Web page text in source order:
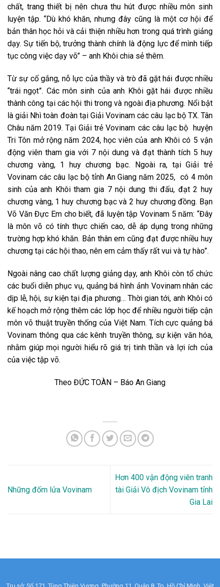
chất, trang thiết bị nên chưa thu hút được nhiều môn sinh
luyện tập. “Dù khó khăn, nhưng đây cũng là một cơ hội để
bản thân học hỏi và cải thiện nhiều hơn trong quá trình giảng
dạy. Sự tiến bộ, trưởng thành chính là động lực để mình tiếp
tục công việc dạy võ” – anh Khôi chia sẻ thêm.
Từ sự cố gắng, nỗ lực của thầy và trò đã gặt hái được nhiều
“trái ngọt”. Các môn sinh của anh Khôi gặt hái được nhiều
thành công tại các hội thi trong và ngoài địa phương. Nổi bật
là giải Nhì toàn đoàn tại Giải Vovinam các câu lạc bộ TX. Tân
Châu năm 2019. Tại Giải trẻ Vovinam các câu lạc bộ huyện
Tri Tôn mở rộng năm 2024, học viên của anh Khôi có 5 vận
động viên tham gia với 7 nội dung và đạt thành tích 5 huy
chương vàng, 1 huy chương bạc. Ngoài ra, tại Giải trẻ
Vovinam các câu lạc bộ tỉnh An Giang năm 2025, có 4 môn
sinh của anh Khôi tham gia 7 nội dung thi đấu, đạt 2 huy
chương vàng, 1 huy chương bạc và 2 huy chương đồng. Bạn
Võ Văn Đực Em cho biết, đã luyện tập Vovinam 5 năm: “Đây
là môn võ có tính thực chiến cao, dễ áp dụng trong những
trường hợp khó khăn. Bản thân em cũng đạt được nhiều huy
chương tại các hội thao, nên em cảm thấy rất vui và tự hào”.
Ngoài nâng cao chất lượng giảng dạy, anh Khôi còn tổ chức
các buổi diễn phục vụ, quảng bá hình ảnh Vovinam nhân các
dịp lễ, hội, sự kiện tại địa phương… Thời gian tới, anh Khôi có
kế hoạch mở rộng thêm các lớp học để nhiều người tiếp cận
môn võ thuật truyền thống của Việt Nam. Tích cực quảng bá
Vovinam thông qua các kênh truyền thông, sự kiện văn hóa,
nhằm giúp mọi người hiểu rõ giá trị tinh thần và lợi ích của
của việc tập võ.
Theo ĐỨC TOÀN – Báo An Giang
Những đốm lửa Vovinam
Hơn 400 vận động viên tranh
tài Giải Vô địch Vovinam tỉnh
Gia Lai